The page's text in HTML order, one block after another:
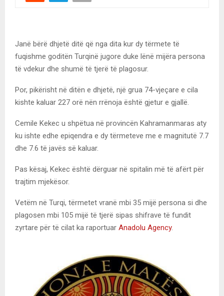
Janë bërë dhjetë ditë që nga dita kur dy tërmete të
fuqishme goditën Turqinë jugore duke lënë mijëra persona
të vdekur dhe shumë të tjerë të plagosur.
Por, pikërisht në ditën e dhjetë, një grua 74-vjeçare e cila
kishte kaluar 227 orë nën rrënoja është gjetur e gjallë.
Cemile Kekec u shpëtua në provincën Kahramanmaras aty
ku ishte edhe epiqendra e dy tërmeteve me e magnitutë 7.7
dhe 7.6 të javës së kaluar.
Pas kësaj, Kekec është dërguar në spitalin më të afërt për
trajtim mjekësor.
Vetëm në Turqi, tërmetet vranë mbi 35 mijë persona si dhe
plagosen mbi 105 mijë të tjerë sipas shifrave të fundit
zyrtare për të cilat ka raportuar Anadolu Agency.